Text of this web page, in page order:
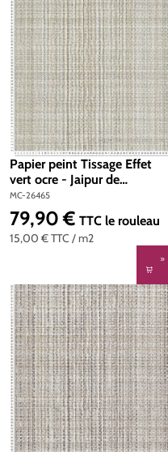
Papier peint Tissage Effet
vert ocre - Jaipur de
Montecolino | Réf. MC-26465
MC-26465
15,00 €TTC / m2
Prix régulier :
79,90 € TTC le rouleau